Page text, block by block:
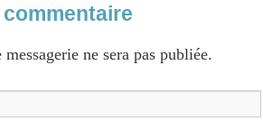
messagerie ne sera pas publiée.